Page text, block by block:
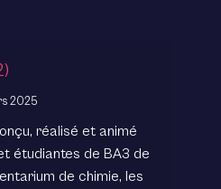
2025
réalisé et animé
étudiantes de BA3 de
de chimie, les